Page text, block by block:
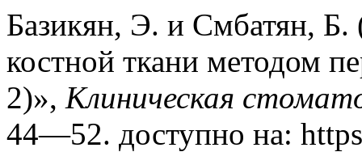
Базикян, Э. и Смбатян, Б.
костной ткани методом
2)», Клиническая
44—52. доступно на: